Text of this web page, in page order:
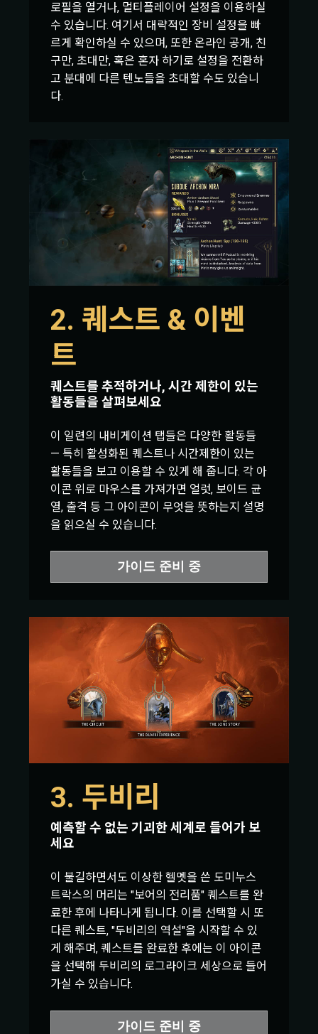
로필을 열거나, 멀티플레이어 설정을 이용하실
수 있습니다. 여기서 대략적인 장비 설정을 빠
르게 확인하실 수 있으며, 또한 온라인 공개, 친
구만, 초대만, 혹은 혼자 하기로 설정을 전환하
고 분대에 다른 텐노들을 초대할 수도 있습니
다.
2. 퀘스트 & 이벤
트
퀘스트를 추적하거나, 시간 제한이 있는
활동들을 살펴보세요
이 일련의 내비게이션 탭들은 다양한 활동들
— 특히 활성화된 퀘스트나 시간제한이 있는
활동들을 보고 이용할 수 있게 해 줍니다. 각 아
이콘 위로 마우스를 가져가면 얼럿, 보이드 균
열, 출격 등 그 아이콘이 무엇을 뜻하는지 설명
을 읽으실 수 있습니다.
가이드 준비 중
3. 두비리
예측할 수 없는 기괴한 세계로 들어가 보
세요
이 불길하면서도 이상한 헬멧을 쓴 도미누스
트락스의 머리는 "보어의 전리품" 퀘스트를 완
료한 후에 나타나게 됩니다. 이를 선택할 시 또
다른 퀘스트, "두비리의 역설"을 시작할 수 있
게 해주며, 퀘스트를 완료한 후에는 이 아이콘
을 선택해 두비리의 로그라이크 세상으로 들어
가실 수 있습니다.
가이드 준비 중